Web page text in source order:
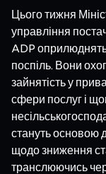
Цього тижня
управління
ADP оприлюднять
поспіль. Вони
зайнятість у
сфери послуг і
стануть основою
щодо зниження
транслюючись